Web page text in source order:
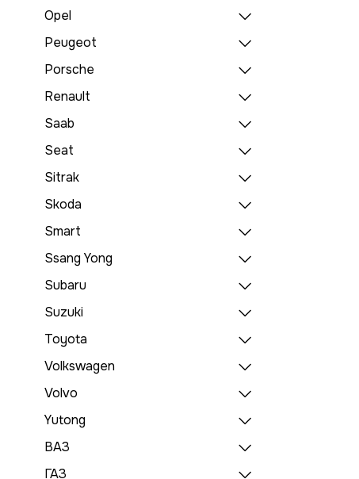
Opel
Peugeot
Porsche
Renault
Saab
Seat
Sitrak
Skoda
Smart
Ssang Yong
Subaru
Suzuki
Toyota
Volkswagen
Volvo
Yutong
ВАЗ
ГАЗ